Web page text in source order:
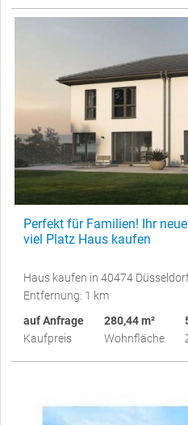
Perfekt für Familien! Ihr
viel Platz Haus kaufen
Haus kaufen in 40474
Entfernung: 1 km
auf Anfrage
Kaufpreis
280,44 m²
Wohnfläche